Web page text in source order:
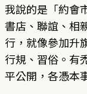
我說的是「約會
書店、聯誼、相
行，就像參加升
行規、習俗。有
平公開，各憑本